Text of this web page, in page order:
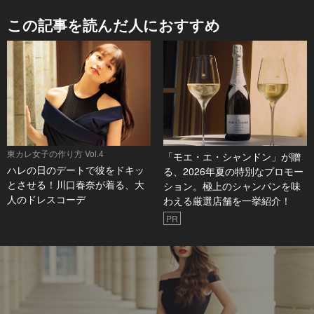
この記事を読んだ人におすすめ
東カレ女子の作り方 Vol.4
ハレの日のデートで彼をドキッ
とさせる！川口春奈が着る、大
人のドレスコーデ
「モエ・エ・シャンドン」が贈
る、2026年夏の特別なプロモー
ション。極上のシャンパンを味
わえる厳選店舗を一挙紹介！
PR